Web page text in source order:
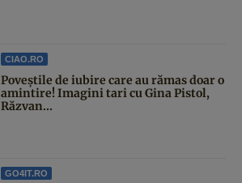
CIAO.RO
Poveştile de iubire care au rămas doar o
amintire! Imagini tari cu Gina Pistol,
Răzvan...
GO4IT.RO